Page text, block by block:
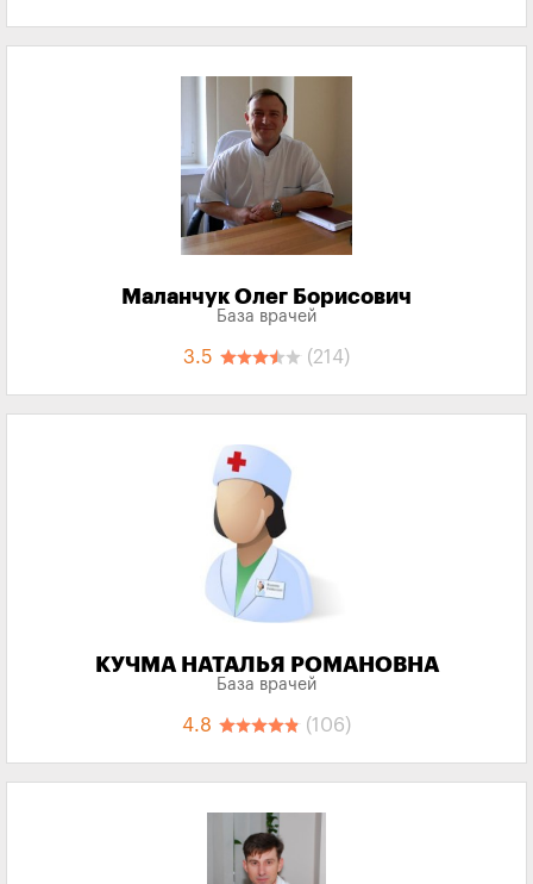
Маланчук Олег Борисович
База врачей
3.5 (214)
КУЧМА НАТАЛЬЯ РОМАНОВНА
База врачей
4.8 (106)